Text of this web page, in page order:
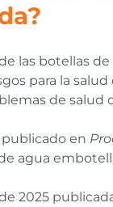
las botellas
para la
de salud
en
agua
2025